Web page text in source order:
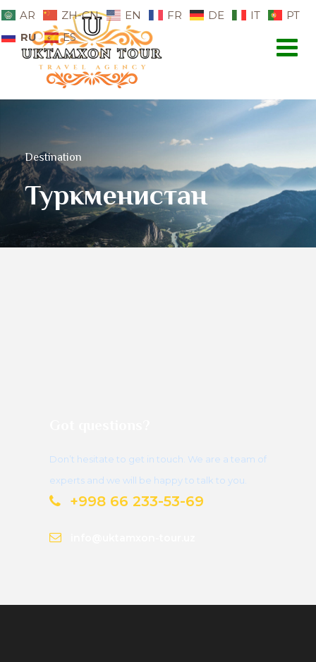
Destination
Туркменистан
Don’t hesitate to get in touch. We are a team of
experts and we will be happy to talk to you.
+998 66 233-53-69
AR ZH-CN EN FR DE IT
PT
RU
ES